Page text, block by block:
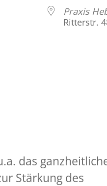
Praxis
Ritterstr.
das
Stärkung des